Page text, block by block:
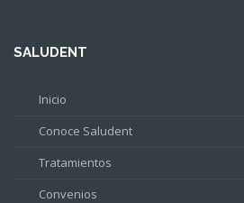
SALUDENT
Inicio
Conoce Saludent
Tratamientos
Convenios